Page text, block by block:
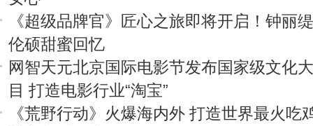
《超级品牌官》匠心之旅即将开启！钟丽
伦硕甜蜜回忆
网智天元北京国际电影节发布国家级文化
目 打造电影行业“淘宝”
《荒野行动》火爆海内外 打造世界最火吃